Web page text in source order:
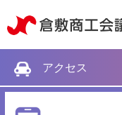
アクセス